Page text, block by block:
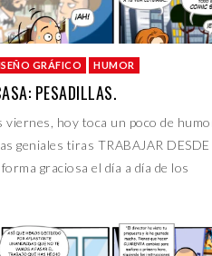
GRÁFICO HUMOR
PESADILLAS.
viernes, hoy toca un poco de
geniales tiras TRABAJAR DESDE
graciosa el día a día de los